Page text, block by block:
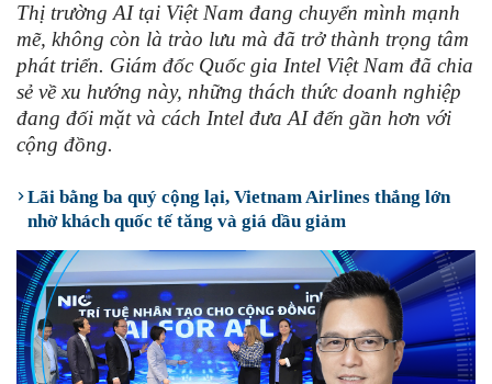
Thị trường AI tại Việt Nam đang chuyển mình mạnh
mẽ, không còn là trào lưu mà đã trở thành trọng tâm
phát triển. Giám đốc Quốc gia Intel Việt Nam đã chia
sẻ về xu hướng này, những thách thức doanh nghiệp
đang đối mặt và cách Intel đưa AI đến gần hơn với
cộng đồng.
Lãi bằng ba quý cộng lại, Vietnam Airlines thắng lớn
nhờ khách quốc tế tăng và giá dầu giảm